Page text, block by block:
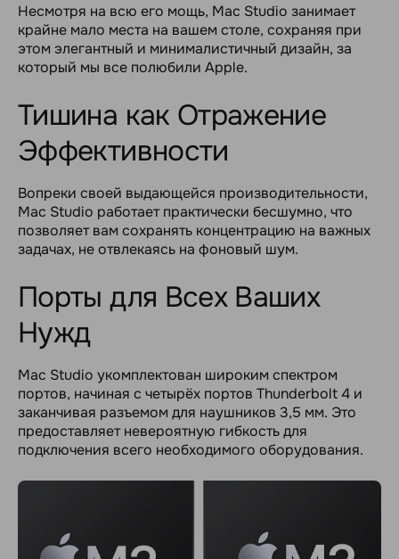
Несмотря на всю его мощь, Mac Studio занимает
крайне мало места на вашем столе, сохраняя при
этом элегантный и минималистичный дизайн, за
который мы все полюбили Apple.
Тишина как Отражение
Эффективности
Вопреки своей выдающейся производительности,
Mac Studio работает практически бесшумно, что
позволяет вам сохранять концентрацию на важных
задачах, не отвлекаясь на фоновый шум.
Порты для Всех Ваших
Нужд
Mac Studio укомплектован широким спектром
портов, начиная с четырёх портов Thunderbolt 4 и
заканчивая разъемом для наушников 3,5 мм. Это
предоставляет невероятную гибкость для
подключения всего необходимого оборудования.